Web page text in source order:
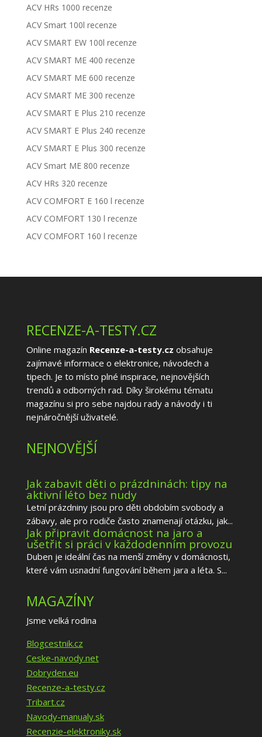
ACV HRs 1000 recenze
ACV Smart 100l recenze
ACV SMART EW 100l recenze
ACV SMART ME 400 recenze
ACV SMART ME 600 recenze
ACV SMART ME 300 recenze
ACV SMART E Plus 210 recenze
ACV SMART E Plus 240 recenze
ACV SMART E Plus 300 recenze
ACV Smart ME 800 recenze
ACV HRs 320 recenze
ACV COMFORT E 160 l recenze
ACV COMFORT 130 l recenze
ACV COMFORT 160 l recenze
RECENZE-A-TESTY.CZ
Online magazín Recenze-a-testy.cz obsahuje
zajímavé informace o elektronice, návodech a
tipech. Je to místo plné inspirace, nejnovějších
trendů a odborných rad. Díky širokému tématu
magazínu si pro sebe najdou rady a návody i ti
nejnáročnější uživatelé.
NEJNOVĚJŠÍ
Jak zabavit děti o prázdninách: tipy na
aktivní léto bez nudy
Letní prázdniny jsou pro děti obdobím svobody a
zábavy, ale pro rodiče často znamenají otázku, jak...
Jak připravit domácnost na jaro a
ušetřit si práci v každodenním provozu
Duben je ideální čas na menší změny v domácnosti,
které vám usnadní fungování během jara a léta. S...
MAGAZÍNY
Jsme velká rodina
Blogcestnik.cz
Ceske-navody.net
Dobryden.eu
Recenze-a-testy.cz
Tribart.cz
Navody-manualy.sk
Recenzie-elektroniky.sk